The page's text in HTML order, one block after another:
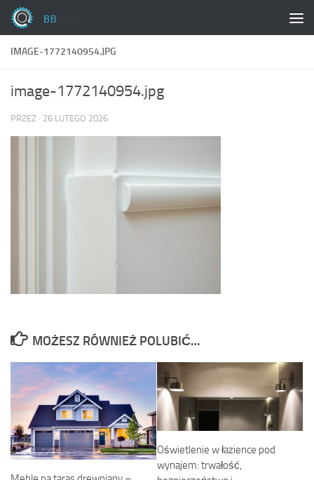
Skip to content
IMAGE-1772140954.JPG
image-1772140954.jpg
PRZEZ · 26 LUTEGO 2026
MOŻESZ RÓWNIEŻ POLUBIĆ…
Oświetlenie w łazience pod
wynajem: trwałość,